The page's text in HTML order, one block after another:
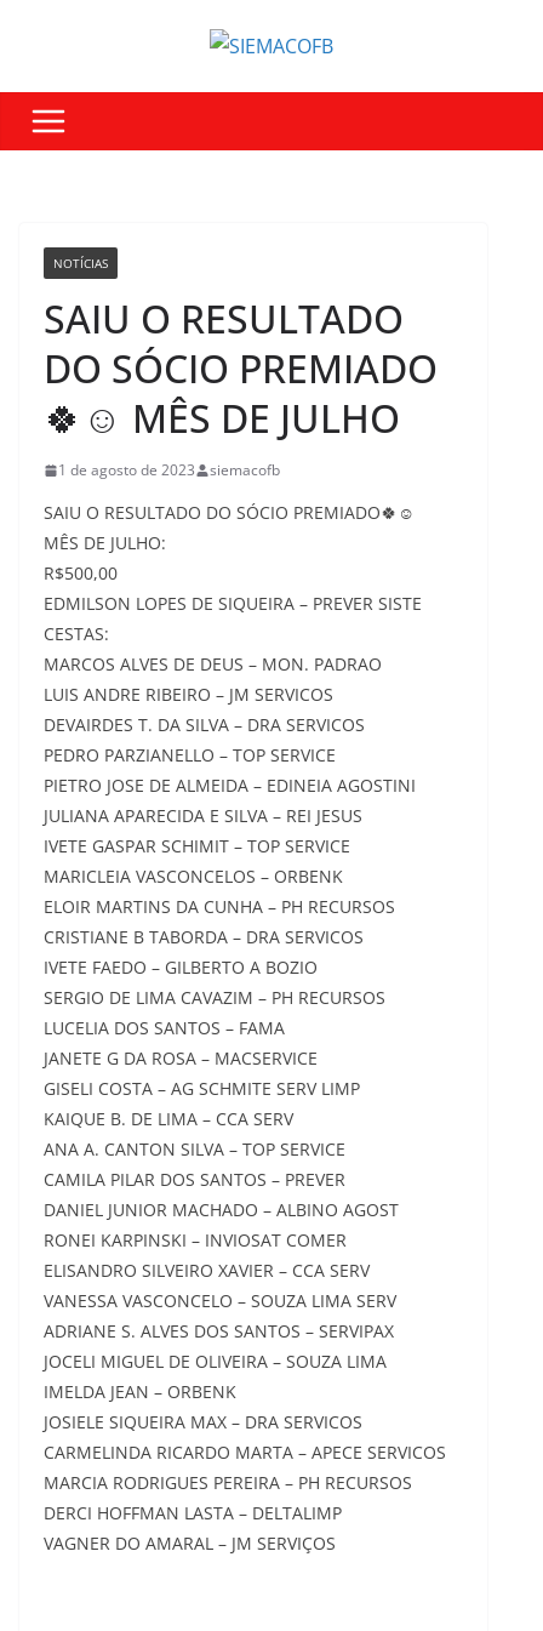
NOTÍCIAS
SAIU O RESULTADO
DO SÓCIO PREMIADO
🍀☺️ MÊS DE JULHO
1 de agosto de 2023 siemacofb
SAIU O RESULTADO DO SÓCIO PREMIADO🍀☺️
MÊS DE JULHO:
R$500,00
EDMILSON LOPES DE SIQUEIRA – PREVER SISTE
CESTAS:
MARCOS ALVES DE DEUS – MON. PADRAO
LUIS ANDRE RIBEIRO – JM SERVICOS
DEVAIRDES T. DA SILVA – DRA SERVICOS
PEDRO PARZIANELLO – TOP SERVICE
PIETRO JOSE DE ALMEIDA – EDINEIA AGOSTINI
JULIANA APARECIDA E SILVA – REI JESUS
IVETE GASPAR SCHIMIT – TOP SERVICE
MARICLEIA VASCONCELOS – ORBENK
ELOIR MARTINS DA CUNHA – PH RECURSOS
CRISTIANE B TABORDA – DRA SERVICOS
IVETE FAEDO – GILBERTO A BOZIO
SERGIO DE LIMA CAVAZIM – PH RECURSOS
LUCELIA DOS SANTOS – FAMA
JANETE G DA ROSA – MACSERVICE
GISELI COSTA – AG SCHMITE SERV LIMP
KAIQUE B. DE LIMA – CCA SERV
ANA A. CANTON SILVA – TOP SERVICE
CAMILA PILAR DOS SANTOS – PREVER
DANIEL JUNIOR MACHADO – ALBINO AGOST
RONEI KARPINSKI – INVIOSAT COMER
ELISANDRO SILVEIRO XAVIER – CCA SERV
VANESSA VASCONCELO – SOUZA LIMA SERV
ADRIANE S. ALVES DOS SANTOS – SERVIPAX
JOCELI MIGUEL DE OLIVEIRA – SOUZA LIMA
IMELDA JEAN – ORBENK
JOSIELE SIQUEIRA MAX – DRA SERVICOS
CARMELINDA RICARDO MARTA – APECE SERVICOS
MARCIA RODRIGUES PEREIRA – PH RECURSOS
DERCI HOFFMAN LASTA – DELTALIMP
VAGNER DO AMARAL – JM SERVIÇOS